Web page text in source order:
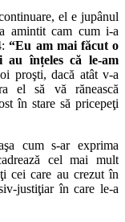
el e jupânul
amintit cam cum i-a
“Eu am mai făcut o
înțeles că le-am
proşti, dacă atât v-a
el să vă rănească
în stare să pricepeţi
cum s-ar exprima
cel mai mult
cei care au crezut în
justiţiar în care le-a